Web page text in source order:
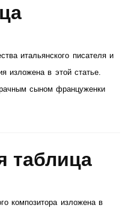
итальянского писателя и
изложена в этой статье.
сыном француженки
таблица
композитора изложена в